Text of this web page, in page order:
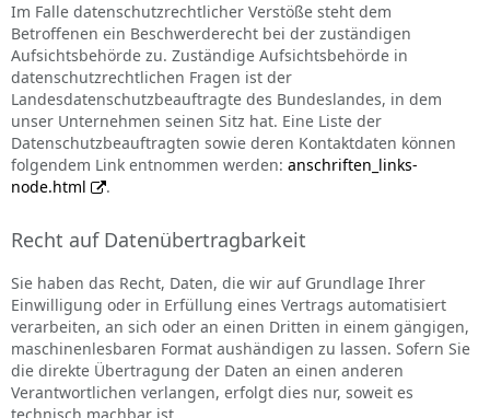
Im Falle datenschutzrechtlicher Verstöße steht dem
Betroffenen ein Beschwerderecht bei der zuständigen
Aufsichtsbehörde zu. Zuständige Aufsichtsbehörde in
datenschutzrechtlichen Fragen ist der
Landesdatenschutzbeauftragte des Bundeslandes, in dem
unser Unternehmen seinen Sitz hat. Eine Liste der
Datenschutzbeauftragten sowie deren Kontaktdaten können
folgendem Link entnommen werden: anschriften_links-
node.html
.
Recht auf Datenübertragbarkeit
Sie haben das Recht, Daten, die wir auf Grundlage Ihrer
Einwilligung oder in Erfüllung eines Vertrags automatisiert
verarbeiten, an sich oder an einen Dritten in einem gängigen,
maschinenlesbaren Format aushändigen zu lassen. Sofern Sie
die direkte Übertragung der Daten an einen anderen
Verantwortlichen verlangen, erfolgt dies nur, soweit es